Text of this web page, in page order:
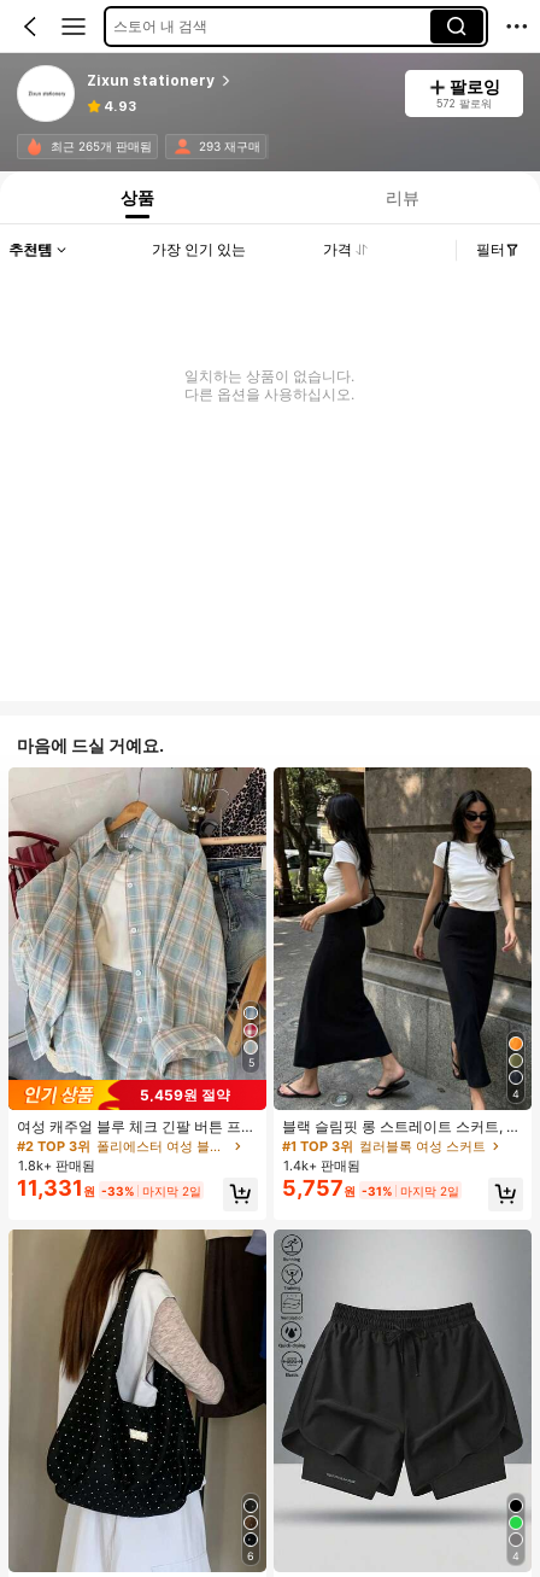
스토어 내 검색
Zixun stationery
4.93
팔로잉
572 팔로워
최근 265개 판매됨 293 재구매
상품 리뷰
추천템 가장 인기 있는 가격 필터
일치하는 상품이 없습니다.
다른 옵션을 사용하십시오.
마음에 드실 거예요.
5
5,459원 절약
여성 캐주얼 블루 체크 긴팔 버튼 프론
트 폴리에스터 셔츠, 레귤러 핏, 봄 의
류, 편안한 스타일
#2 TOP 3위
폴리에스터 여성 블라우스
1.8k+ 판매됨
11,331 원 -33% 마지막 2일
6
4
블랙 슬림핏 롱 스트레이트 스커트, 여
성 패션 폴리에스터 캐주얼 파티 스커
트, 다용도 및 귀여운, 일상 착용에 적
합, 여름 휴가. 해변, 음악 축제 및 여름
휴가에 완벽, 90년대
#1 TOP 3위 컬러블록 여성 스커트
1.4k+ 판매됨
5,757원 -31% 마지막 2일
4